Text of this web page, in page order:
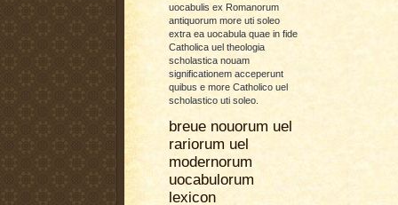
uocabulis ex Romanorum
antiquorum more uti soleo
extra ea uocabula quae in fide
Catholica uel theologia
scholastica nouam
significationem acceperunt
quibus e more Catholico uel
scholastico uti soleo.
breue nouorum uel
rariorum uel
modernorum
uocabulorum
lexicon